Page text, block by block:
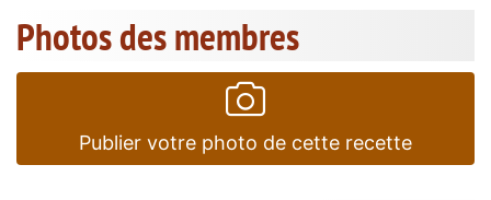
Photos des membres
Publier votre photo de cette recette